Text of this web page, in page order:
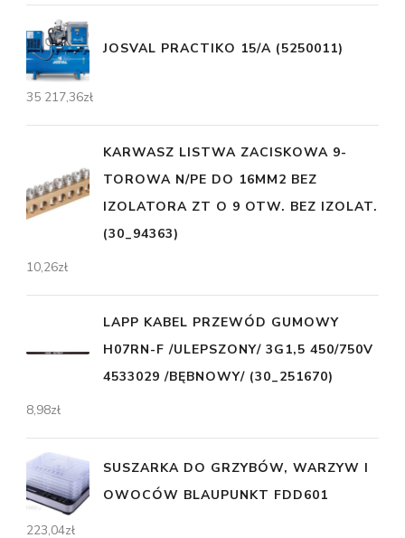
JOSVAL PRACTIKO 15/A (5250011)
35 217,36zł
KARWASZ LISTWA ZACISKOWA 9-
TOROWA N/PE DO 16MM2 BEZ
IZOLATORA ZT O 9 OTW. BEZ IZOLAT.
(30_94363)
10,26zł
LAPP KABEL PRZEWÓD GUMOWY
H07RN-F /ULEPSZONY/ 3G1,5 450/750V
4533029 /BĘBNOWY/ (30_251670)
8,98zł
SUSZARKA DO GRZYBÓW, WARZYW I
OWOCÓW BLAUPUNKT FDD601
223,04zł